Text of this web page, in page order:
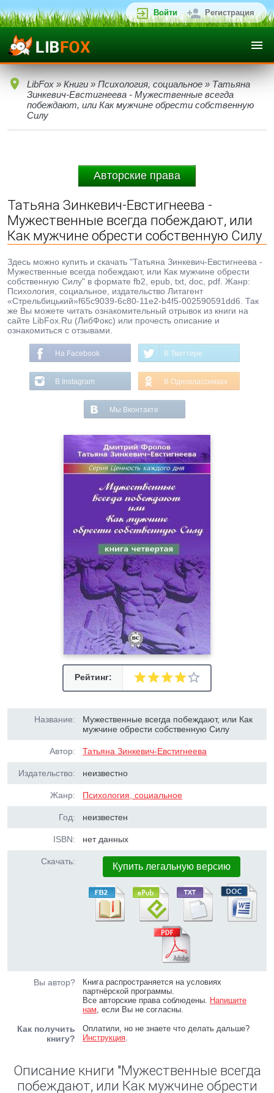
Войти Регистрация
LibFox » Книги » Психология, социальное » Татьяна
Зинкевич-Евстигнеева - Мужественные всегда
побеждают, или Как мужчине обрести собственную
Силу
Авторские права
Татьяна Зинкевич-Евстигнеева -
Мужественные всегда побеждают, или
Как мужчине обрести собственную Силу
Здесь можно купить и скачать "Татьяна Зинкевич-Евстигнеева -
Мужественные всегда побеждают, или Как мужчине обрести
собственную Силу" в формате fb2, epub, txt, doc, pdf. Жанр:
Психология, социальное, издательство Литагент
«Стрельбицький»f65c9039-6c80-11e2-b4f5-002590591dd6. Так
же Вы можете читать ознакомительный отрывок из книги на
сайте LibFox.Ru (ЛибФокс) или прочесть описание и
ознакомиться с отзывами.
На Facebook В Твиттере
В Instagram В Одноклассниках
Мы Вконтакте
Рейтинг:
Название:
Мужественные всегда побеждают, или Как
мужчине обрести собственную Силу
Автор: Татьяна Зинкевич-Евстигнеева
Издательство: неизвестно
Жанр: Психология, социальное
Год: неизвестен
ISBN: нет данных
Скачать: Купить легальную версию
Вы автор?
Книга распространяется на условиях
партнёрской программы.
Все авторские права соблюдены. Напишите
нам, если Вы не согласны.
Как получить
книгу?
Оплатили, но не знаете что делать дальше?
Инструкция.
Описание книги "Мужественные всегда
побеждают, или Как мужчине обрести